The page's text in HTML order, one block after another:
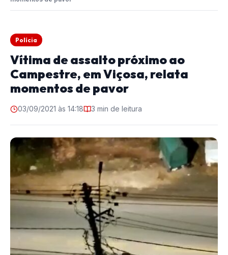
Polícia
Vítima de assalto próximo ao
Campestre, em Viçosa, relata
momentos de pavor
03/09/2021 às 14:18 3 min de leitura